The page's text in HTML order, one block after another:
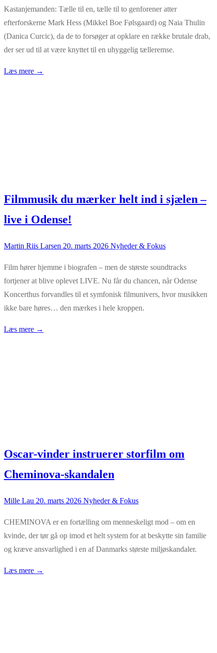
Kastanjemanden: Tælle til en, tælle til to genforener atter
efterforskerne Mark Hess (Mikkel Boe Følsgaard) og Naia Thulin
(Danica Curcic), da de to forsøger at opklare en række brutale drab,
der ser ud til at være knyttet til en uhyggelig tælleremse.
Læs mere →
Filmmusik du mærker helt ind i sjælen –
live i Odense!
Martin Riis Larsen 20. marts 2026 Nyheder & Fokus
Film hører hjemme i biografen – men de største soundtracks
fortjener at blive oplevet LIVE. Nu får du chancen, når Odense
Koncerthus forvandles til et symfonisk filmunivers, hvor musikken
ikke bare høres… den mærkes i hele kroppen.
Læs mere →
Oscar-vinder instruerer storfilm om
Cheminova-skandalen
Mille Lau 20. marts 2026 Nyheder & Fokus
CHEMINOVA er en fortælling om menneskeligt mod – om en
kvinde, der tør gå op imod et helt system for at beskytte sin familie
og kræve ansvarlighed i en af Danmarks største miljøskandaler.
Læs mere →